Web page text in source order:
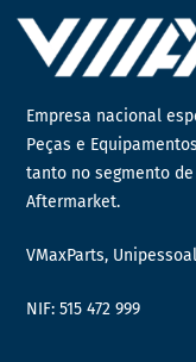
Empresa nacional
Peças e
tanto no segmento
Aftermarket.
VMaxParts,
NIF: 515 472 999